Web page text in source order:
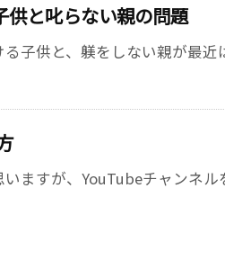
供と叱らない親の問題
子供と、躾をしない親が最
ますが、YouTubeチャンネ